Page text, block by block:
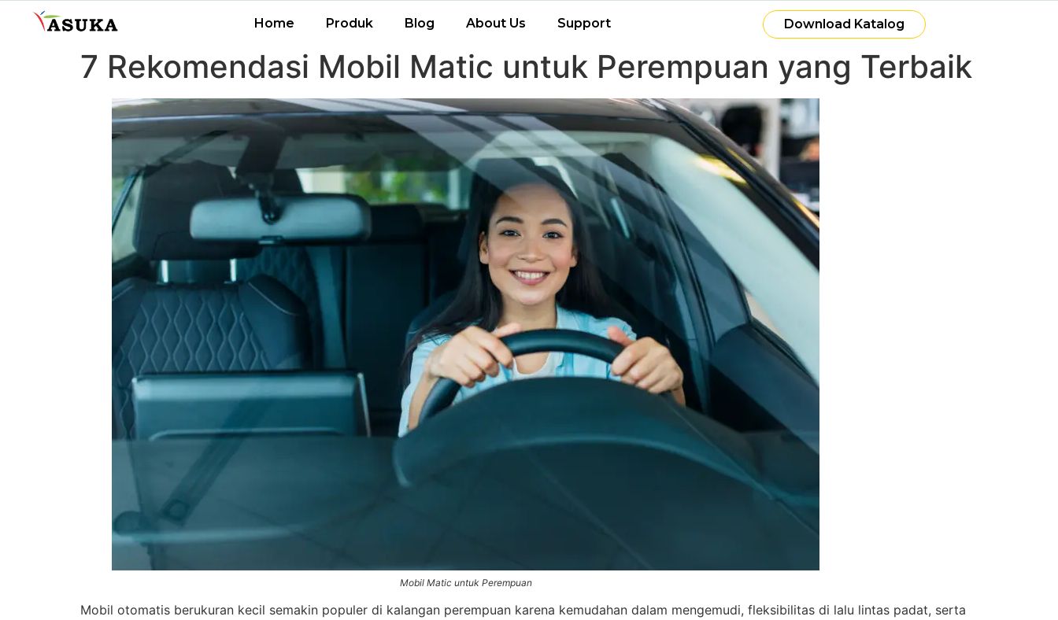
Home Produk Blog About Us Support Download Katalog
7 Rekomendasi Mobil Matic untuk Perempuan yang Terbaik
Mobil Matic untuk Perempuan
Mobil otomatis berukuran kecil semakin populer di kalangan perempuan karena kemudahan dalam mengemudi, fleksibilitas di lalu lintas padat, serta